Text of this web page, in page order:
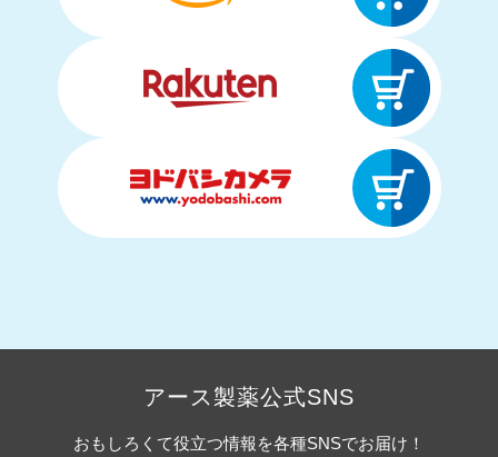
アース製薬公式SNS
おもしろくて役立つ情報を各種SNSでお届け！